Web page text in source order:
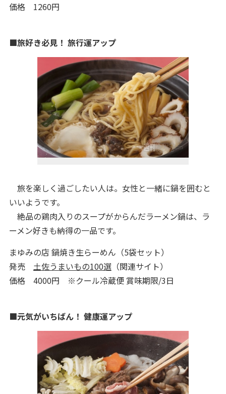
価格 1260円
■旅好き必見！ 旅行運アップ
旅を楽しく過ごしたい人は。女性と一緒に鍋を囲むと
いいようです。
絶品の鶏肉入りのスープがからんだラーメン鍋は、ラ
ーメン好きも納得の一品です。
まゆみの店 鍋焼き生らーめん（5袋セット）
発売 土佐うまいもの100選（関連サイト）
価格 4000円 ※クール冷蔵便 賞味期限/3日
■元気がいちばん！ 健康運アップ